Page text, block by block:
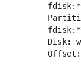
Disk: